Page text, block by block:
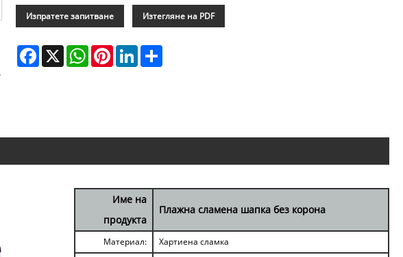
Изпратете запитване Изтегляне на PDF
Facebook
X WhatsApp
PinterestLinkedIn
Име на
продукта
Плажна сламена шапка без корона
Материал:
Хартиена сламка